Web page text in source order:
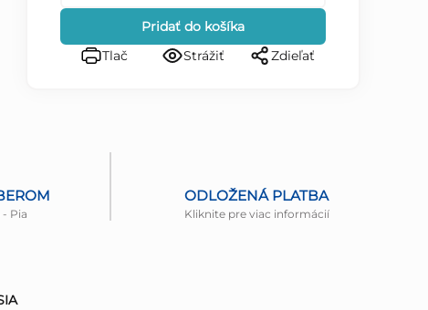
Pridať do košíka
Tlač
Strážiť Zdieľať
Pia
ODLOŽENÁ PLATBA
Kliknite pre viac informácií